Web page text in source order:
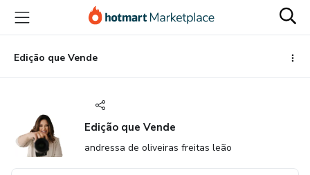
para
conteúdo
principal
para
pagamento
para
rodapé
Edição que Vende
Edição que Vende
andressa de oliveiras freitas leão